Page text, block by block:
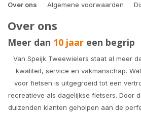
Over ons Algemene voorwaarden
Over ons
Meer dan 10 jaar een begrip
Van Speijk Tweewielers staat al meer
kwaliteit, service en vakmanschap.
voor fietsen is uitgegroeid tot een
recreatieve als dagelijkse fietsers. Door
duizenden klanten geholpen aan de